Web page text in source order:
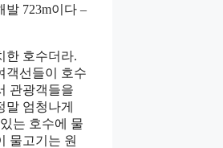
발 723m이다 –
한 호수더라.
객선들이 호수
관광객들을
엄청나게
는 호수에 물
물고기는 원